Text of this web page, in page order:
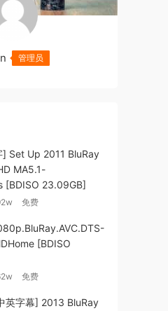
管理员
Set Up 2011 BluRay
MA5.1-
[BDISO 23.09GB]
免费
[BDISO
免费
英字幕] 2013 BluRay